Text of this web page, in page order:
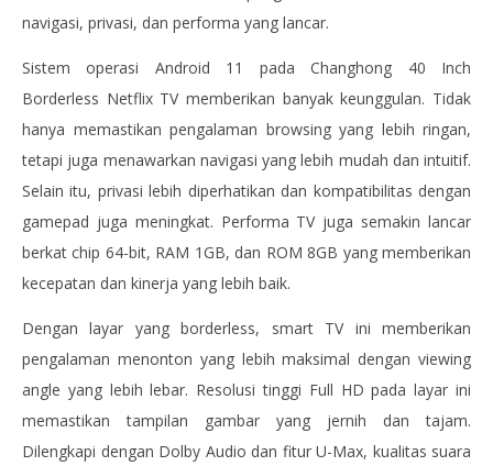
navigasi, privasi, dan performa yang lancar.
Sistem operasi Android 11 pada Changhong 40 Inch
Borderless Netflix TV memberikan banyak keunggulan. Tidak
hanya memastikan pengalaman browsing yang lebih ringan,
tetapi juga menawarkan navigasi yang lebih mudah dan intuitif.
Selain itu, privasi lebih diperhatikan dan kompatibilitas dengan
gamepad juga meningkat. Performa TV juga semakin lancar
berkat chip 64-bit, RAM 1GB, dan ROM 8GB yang memberikan
kecepatan dan kinerja yang lebih baik.
Dengan layar yang borderless, smart TV ini memberikan
pengalaman menonton yang lebih maksimal dengan viewing
angle yang lebih lebar. Resolusi tinggi Full HD pada layar ini
memastikan tampilan gambar yang jernih dan tajam.
Dilengkapi dengan Dolby Audio dan fitur U-Max, kualitas suara